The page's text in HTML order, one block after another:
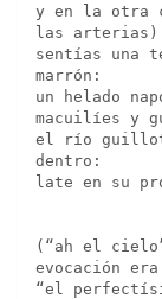
y en la otra
las arterias)
sentías una
marrón:
un helado
macuilíes y
el río
dentro:
late en su
(“ah el
evocación
“el